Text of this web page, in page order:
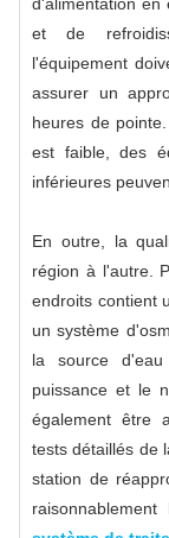
et de
l'équipement
assurer un
heures de
est faible, des
inférieures
En outre, la
région à l'autre.
endroits contient
un système
la source
puissance et le
également être
tests détaillés de
station de